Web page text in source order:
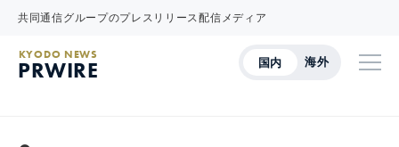
共同通信グループのプレスリリース配信メディア
国内 海外
KYODO NEWS
PRWIRE